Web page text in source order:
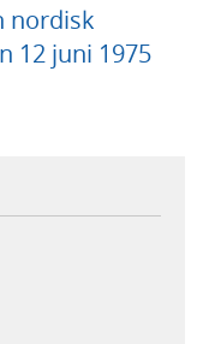
nordisk
12 juni 1975
webbplats,
webbplats,